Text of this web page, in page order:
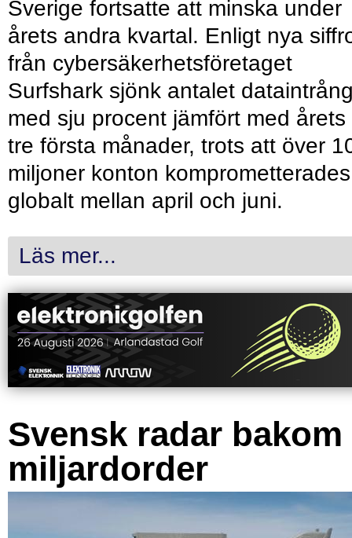
Sverige fortsatte att minska under
årets andra kvartal. Enligt nya
från cybersäkerhetsföretaget
Surfshark sjönk antalet
med sju procent jämfört med årets
tre första månader, trots att över
miljoner konton komprometterades
globalt mellan april och juni.
Läs mer...
Svensk radar bakom
miljardorder